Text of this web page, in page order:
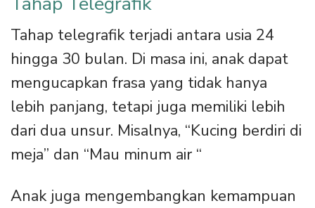
Tahap telegrafik terjadi antara usia 24
hingga 30 bulan. Di masa ini, anak dapat
mengucapkan frasa yang tidak hanya
lebih panjang, tetapi juga memiliki lebih
dari dua unsur. Misalnya, “Kucing berdiri di
meja” dan “Mau minum air “
Anak juga mengembangkan kemampuan